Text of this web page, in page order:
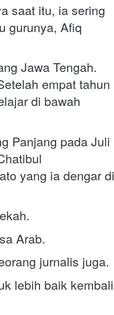
saat itu, ia sering
gurunya, Afiq
Jawa Tengah.
empat tahun
di bawah
Panjang pada Juli
yang ia dengar di
Arab.
lebih baik kembali